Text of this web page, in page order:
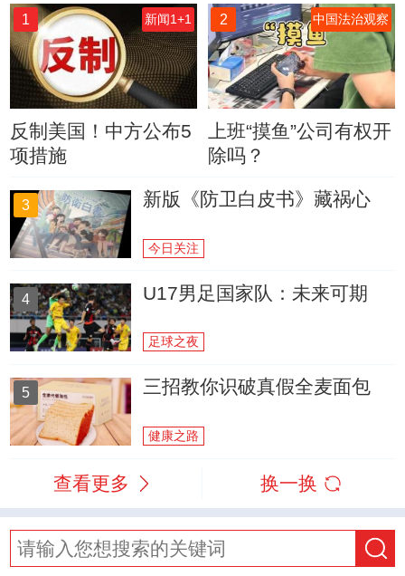
1 新闻1+1
反制美国！中方公布5
项措施
2 中国法治观察
上班“摸鱼”公司有权开
除吗？
3 新版《防卫白皮书》藏祸心
今日关注
4 U17男足国家队：未来可期
足球之夜
5 三招教你识破真假全麦面包
健康之路
查看更多 换一换